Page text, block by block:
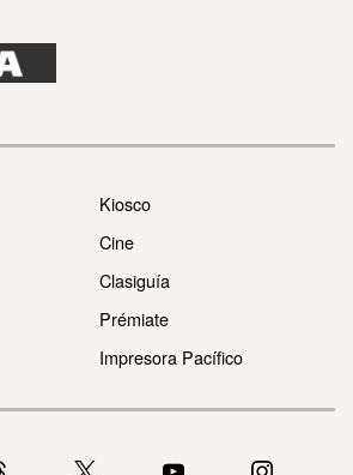
Kiosco
Cine
Clasiguía
Prémiate
Impresora Pacífico